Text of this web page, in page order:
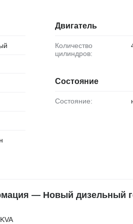
Двигатель
Количество
цилиндров:
Состояние
Состояние:
— Новый дизельный